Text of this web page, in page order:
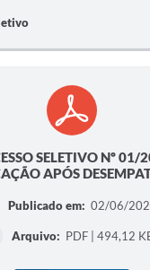
SELETIVO Nº 01/
APÓS
Publicado em: 02/06/
Arquivo: PDF | 494,12